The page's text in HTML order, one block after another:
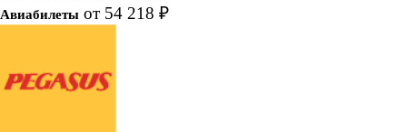
Авиабилеты от 54 218 ₽